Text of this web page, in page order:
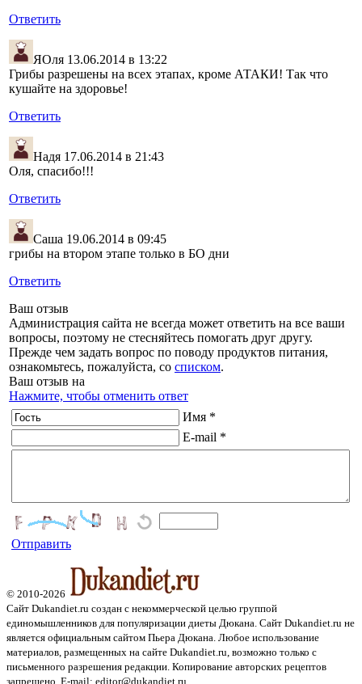
Ответить
ЯОля 13.06.2014 в 13:22
Грибы разрешены на всех этапах, кроме АТАКИ! Так что
кушайте на здоровье!
Ответить
Надя 17.06.2014 в 21:43
Оля, спасибо!!!
Ответить
Саша 19.06.2014 в 09:45
грибы на втором этапе только в БО дни
Ответить
Ваш отзыв
Администрация сайта не всегда может ответить на все ваши
вопросы, поэтому не стесняйтесь помогать друг другу.
Прежде чем задать вопрос по поводу продуктов питания,
ознакомьтесь, пожалуйста, со списком.
Ваш отзыв на
Нажмите, чтобы отменить ответ
Имя *
E-mail *
Отправить
© 2010-2026
Сайт Dukandiet.ru создан с некоммерческой целью группой
единомышленников для популяризации диеты Дюкана. Сайт Dukandiet.ru не
является официальным сайтом Пьера Дюкана. Любое использование
материалов, размещенных на сайте Dukandiet.ru, возможно только с
письменного разрешения редакции. Копирование авторских рецептов
запрещено. E-mail: editor@dukandiet.ru